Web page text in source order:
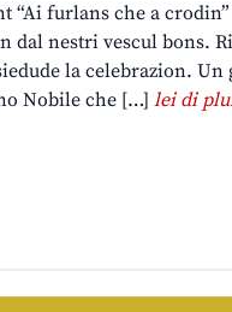
“Ai furlans che a
dal nestri vescul bons.
la celebrazion. Un
Nobile che […]lei di